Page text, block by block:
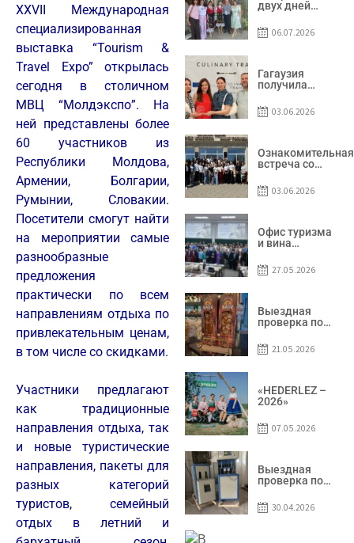
XXVII Международная
специализированная
выставка “Tourism &
Travel Expo” открылась
сегодня в столичном
МВЦ “Молдэкспо”. На
ней представлены более
60 участников из
Республики Молдова,
Армении, Болгарии,
Румынии, Словакии.
Посетители смогут найти
на мероприятии самые
разнообразные
предложения
практически по всем
направлениям отдыха по
привлекательным ценам,
в том числе со скидками.
Участники предлагают
как традиционные
направления отдыха, так
и новые туристические
направления, пакеты для
разных категорий
туристов, семейный
отдых в летний и
двух дней
принимала
коллег из
Республики
Молдова
06.07.2026
Гагаузия
получила
признание в
рамках проекта
03.06.2026
Ознакомительная
встреча со
специальности
«Агент по
03.06.2026
Офис туризма
и вина
участник
Национальной
туризма
27.05.2026
Выездная
проверка по
соблюдения
условий
грантов
предприятия
Baurlukhouse
21.05.2026
«HEDERLEZ –
2026»
07.05.2026
Выездная
проверка по
соблюдения
условий
30.04.2026